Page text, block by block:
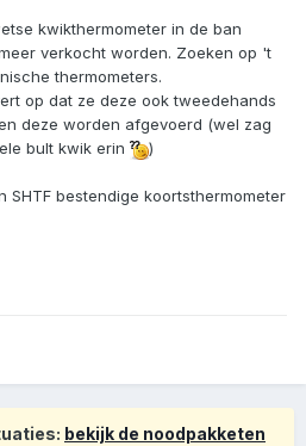
kwikthermometer in de ban
verkocht worden. Zoeken op 't
thermometers.
op dat ze deze ook tweedehands
deze worden afgevoerd (wel zag
bult kwik erin
)
SHTF bestendige koortsthermometer
bekijk de noodpakketen